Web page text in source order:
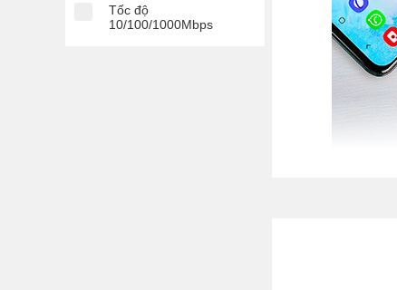
Tốc độ
10/100/1000Mbps